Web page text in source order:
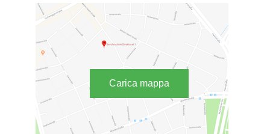
Carica mappa